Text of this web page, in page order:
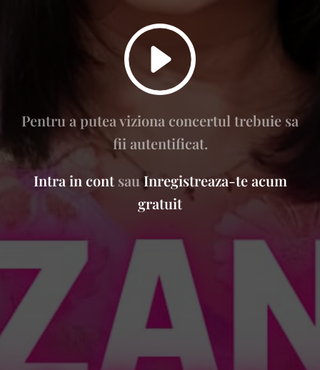
Pentru a putea viziona concertul trebuie sa
fii autentificat.
Intra in contsau Inregistreaza-te acum
gratuit